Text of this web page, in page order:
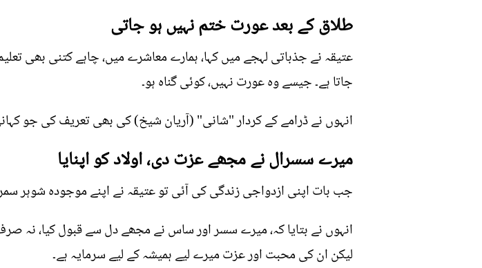
طلاق کے بعد عورت ختم نہیں ہو جاتی
عتیقہ نے جذباتی لہجے میں کہا، ہمارے معاشرے میں، چاہے کتنی بھی
جاتا ہے۔ جیسے وہ عورت نہیں، کوئی گناہ ہو۔
انہوں نے ڈرامے کے کردار "شانی" (آریان شیخ) کی بھی تعریف کی جو
میرے سسرال نے مجھے عزت دی، اولاد کو اپنایا
جب بات اپنی ازدواجی زندگی کی آئی تو عتیقہ نے اپنے موجودہ شوہر
انہوں نے بتایا کہ، میرے سسر اور ساس نے مجھے دل سے قبول کیا، نہ
لیکن ان کی محبت اور عزت میرے لیے ہمیشہ کے لیے سرمایہ ہے۔